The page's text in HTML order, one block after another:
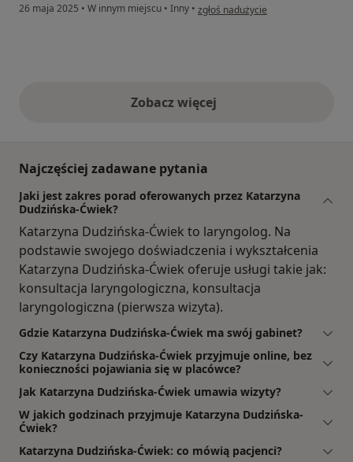
26 maja 2025 • W innym miejscu • Inny • w opinii użytkownika Małgorzata.
zgłoś nadużycie
Zobacz więcejopinie powyżej
Najczęściej zadawane pytania
Jaki jest zakres porad oferowanych przez Katarzyna
Dudzińska-Ćwiek?
Katarzyna Dudzińska-Ćwiek to laryngolog. Na
podstawie swojego doświadczenia i wykształcenia
Katarzyna Dudzińska-Ćwiek oferuje usługi takie jak:
konsultacja laryngologiczna, konsultacja
laryngologiczna (pierwsza wizyta).
Gdzie Katarzyna Dudzińska-Ćwiek ma swój gabinet?
Czy Katarzyna Dudzińska-Ćwiek przyjmuje online, bez
konieczności pojawiania się w placówce?
Jak Katarzyna Dudzińska-Ćwiek umawia wizyty?
W jakich godzinach przyjmuje Katarzyna Dudzińska-
Ćwiek?
Katarzyna Dudzińska-Ćwiek: co mówią pacjenci?